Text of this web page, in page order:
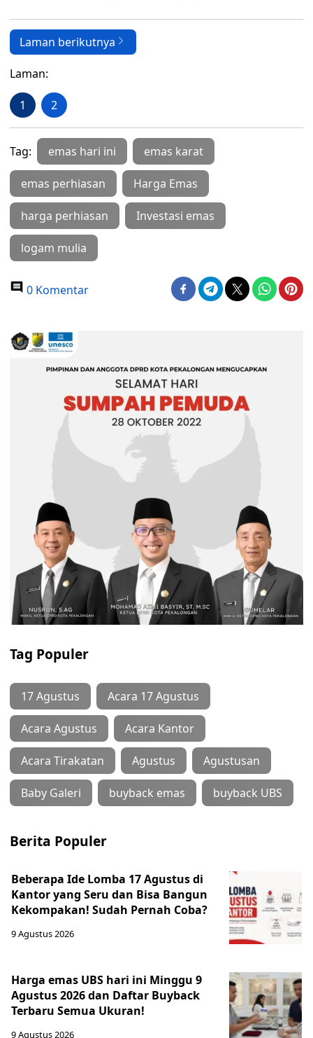
Laman berikutnya
Laman:
1 2
Tag: emas hari ini emas karat
emas perhiasan Harga Emas
harga perhiasan Investasi emas
logam mulia
0 Komentar
Tag Populer
17 Agustus Acara 17 Agustus
Acara Agustus Acara Kantor
Acara Tirakatan Agustus Agustusan
Baby Galeri buyback emas buyback UBS
Berita Populer
Beberapa Ide Lomba 17 Agustus di
Kantor yang Seru dan Bisa Bangun
Kekompakan! Sudah Pernah Coba?
9 Agustus 2026
Harga emas UBS hari ini Minggu 9
Agustus 2026 dan Daftar Buyback
Terbaru Semua Ukuran!
9 Agustus 2026